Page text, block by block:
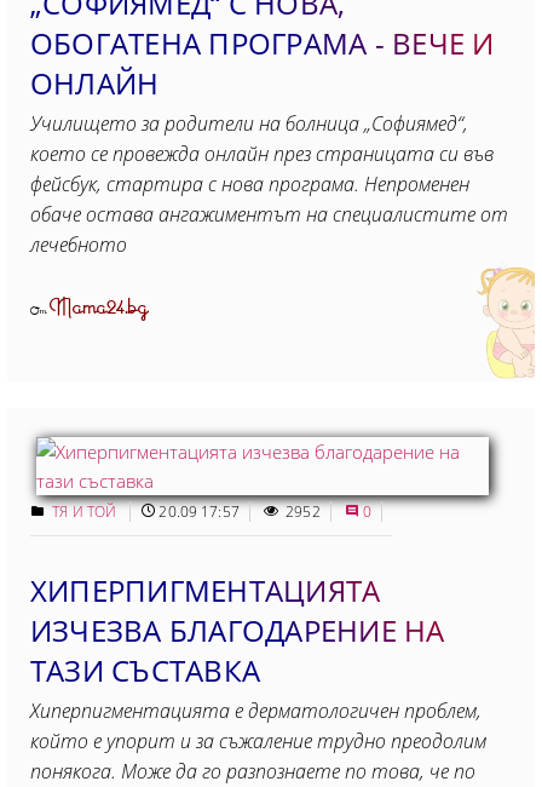
ОБОГАТЕНА ПРОГРАМА - ВЕЧЕ И
ОНЛАЙН
Училището за родители на болница „Софиямед“,
което се провежда онлайн през страницата си във
фейсбук, стартира с нова програма. Непроменен
обаче остава ангажиментът на специалистите от
лечебното
ОтMama24.bg
ТЯ И ТОЙ 20.09 17:57 2952 0
ХИПЕРПИГМЕНТАЦИЯТА
ИЗЧЕЗВА БЛАГОДАРЕНИЕ НА
ТАЗИ СЪСТАВКА
Хиперпигментацията e дерматологичен проблем,
който е упорит и за съжаление трудно преодолим
понякога. Може да го разпознаете по това, че по